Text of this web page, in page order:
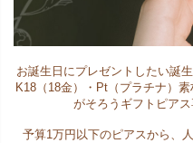
お誕生日にプレゼントしたい誕
K18（18金）・Pt（プラチナ）
がそろうギフトピアス
予算1万円以下のピアスから、